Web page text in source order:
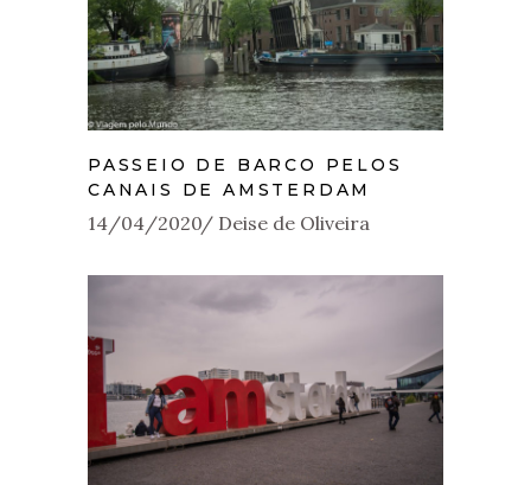
PASSEIO DE BARCO PELOS
CANAIS DE AMSTERDAM
14/04/2020 Deise de Oliveira